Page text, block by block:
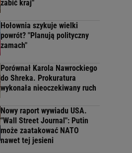
zabić kraj"
Hołownia szykuje wielki
powrót? "Planują polityczny
zamach"
Porównał Karola Nawrockiego
do Shreka. Prokuratura
wykonała nieoczekiwany ruch
Nowy raport wywiadu USA.
"Wall Street Journal": Putin
może zaatakować NATO
nawet tej jesieni